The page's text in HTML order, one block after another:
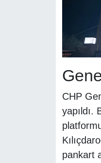
CHP
yapıldı.
pankart